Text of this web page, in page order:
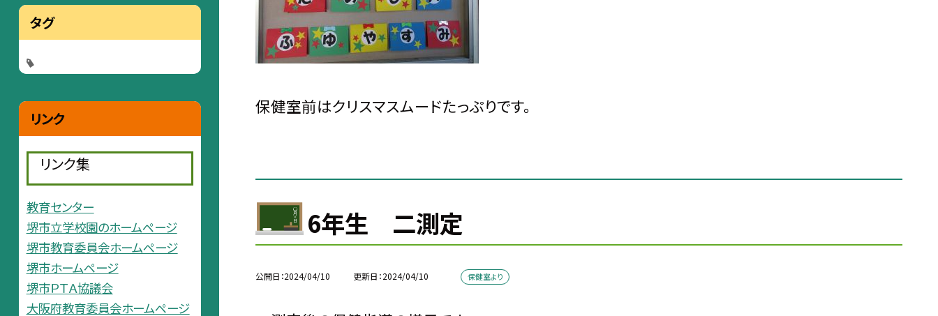
保健室前はクリスマスムードたっぷりです。
6年生 二測定
公開日 2024/04/10 更新日 2024/04/10 保健室より
タグ
リンク
リンク集
教育センター
堺市立学校園のホームページ
堺市教育委員会ホームページ
堺市ホームページ
堺市ＰＴＡ協議会
大阪府教育委員会ホームページ